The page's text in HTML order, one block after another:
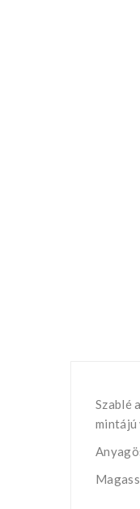
Szablé
mintájú